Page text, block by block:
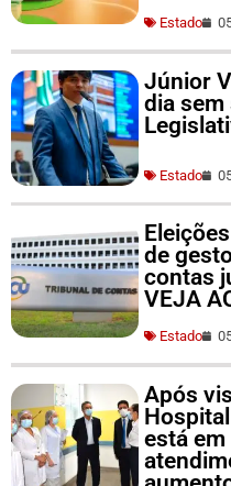
Estado
Júnior
dia sem
Estado
de
contas
VEJA
Estado
Após
está